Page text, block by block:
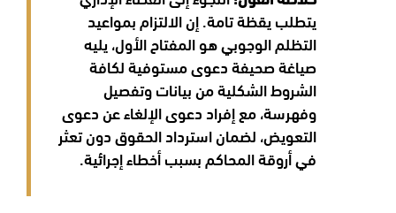
يتطلب يقظة تامة. إن الالتزام بمواعيد
التظلم الوجوبي هو المفتاح الأول، يليه
صياغة صحيفة دعوى مستوفية لكافة
الشروط الشكلية من بيانات وتفصيل
وفهرسة، مع إفراد دعوى الإلغاء عن دعوى
التعويض، لضمان استرداد الحقوق دون تعثر
في أروقة المحاكم بسبب أخطاء إجرائية.